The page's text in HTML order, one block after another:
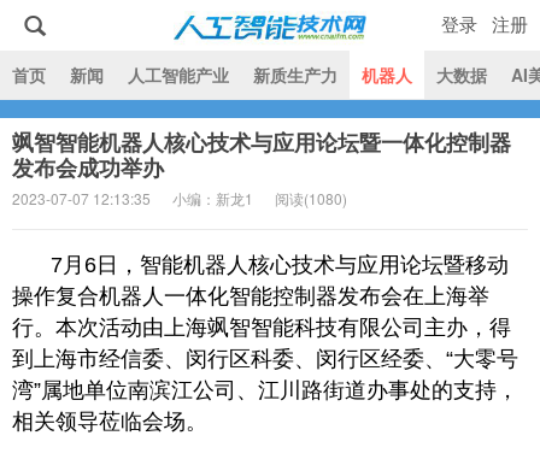
人工智能技术网
首页 新闻 人工智能产业 新质生产力 机器人 大数据 AI
登录 注册
飒智智能机器人核心技术与应用论坛暨一体化控制器
发布会成功举办
2023-07-07 12:13:35 小编：新龙1 阅读(1080)
7月6日，智能机器人核心技术与应用论坛暨移动
操作复合机器人一体化智能控制器发布会在上海举
行。本次活动由上海飒智智能科技有限公司主办，得
到上海市经信委、闵行区科委、闵行区经委、“大零号
湾”属地单位南滨江公司、江川路街道办事处的支持，
相关领导莅临会场。